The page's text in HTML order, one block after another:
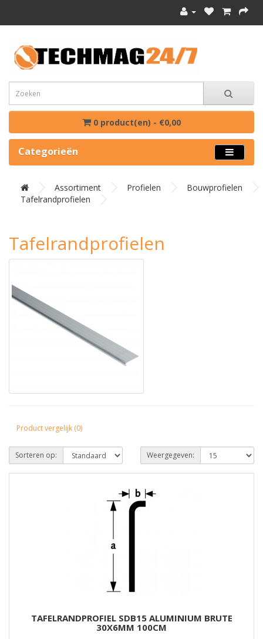
0 product(en) - €0,00
Categorieën
Assortiment Profielen
Bouwprofielen
Tafelrandprofielen
Tafelrandprofielen
Product vergelijk (0)
Sorteren op: Weergegeven:
TAFELRANDPROFIEL SDB15 ALUMINIUM BRUTE
30X6MM 100CM